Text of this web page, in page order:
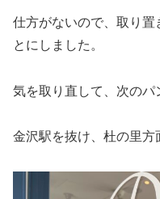
仕方がないので、取り置
とにしました。
気を取り直して、次のパ
金沢駅を抜け、杜の里方